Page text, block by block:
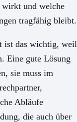
wirkt und welche
tragfähig bleibt.
ist das wichtig, weil
Eine gute Lösung
sie muss im
Abläufe
die auch über